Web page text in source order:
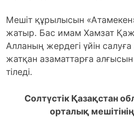
Мешіт құрылысын
жатыр. Бас имам Хамзат
Алланың жердегі үйін салуға
жатқан азаматтарға алғысын
тіледі.
Солтүстік Қазақстан
орталық